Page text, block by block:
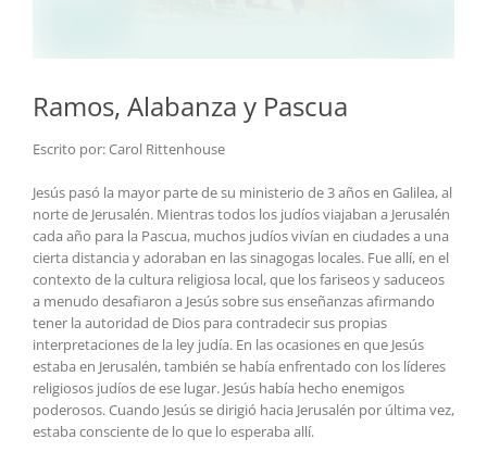
Ramos, Alabanza y Pascua
Escrito por: Carol Rittenhouse
Jesús pasó la mayor parte de su ministerio de 3 años en Galilea, al
norte de Jerusalén. Mientras todos los judíos viajaban a Jerusalén
cada año para la Pascua, muchos judíos vivían en ciudades a una
cierta distancia y adoraban en las sinagogas locales. Fue allí, en el
contexto de la cultura religiosa local, que los fariseos y saduceos
a menudo desafiaron a Jesús sobre sus enseñanzas afirmando
tener la autoridad de Dios para contradecir sus propias
interpretaciones de la ley judía. En las ocasiones en que Jesús
estaba en Jerusalén, también se había enfrentado con los líderes
religiosos judíos de ese lugar. Jesús había hecho enemigos
poderosos. Cuando Jesús se dirigió hacia Jerusalén por última vez,
estaba consciente de lo que lo esperaba allí.